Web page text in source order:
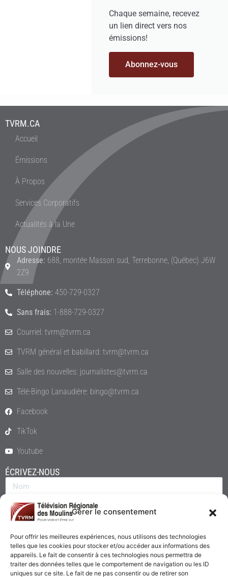
Gérer le consentement
Pour offrir les meilleures expériences, nous utilisons des technologies
telles que les cookies pour stocker et/ou accéder aux informations des
appareils. Le fait de consentir à ces technologies nous permettra de
traiter des données telles que le comportement de navigation ou les ID
uniques sur ce site. Le fait de ne pas consentir ou de retirer son
Chaque semaine, recevez
un lien direct vers nos
émissions!
Abonnez-vous
TVRM.CA
Accueil
Émissions
À Propos
Services Corporatifs
Actualités à la Une
NOUS JOINDRE
Adresse: 688, montée Masson sud, Terrebonne, (Québec) J6W
2Z9
Téléphone: 450-729-0327
Sans frais: 1-888-729-0327
Courriel: tvrm@tvrm.ca
TVRM général et babillard: tvrm@tvrm.ca
Salle des nouvelles: journalistes@tvrm.ca
Télé-Bingo Lanaudière: bingo@tvrm.ca
Facebook
TikTok
Youtube
ÉCRIVEZ-NOUS